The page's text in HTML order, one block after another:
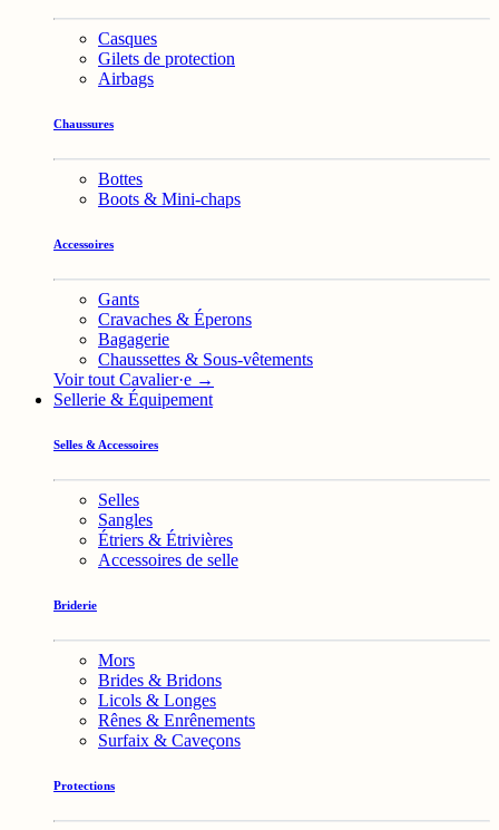
Casques
Gilets de protection
Airbags
Chaussures
Bottes
Boots & Mini-chaps
Accessoires
Gants
Cravaches & Éperons
Bagagerie
Chaussettes & Sous-vêtements
Voir tout Cavalier·e →
Sellerie & Équipement
Selles & Accessoires
Selles
Sangles
Étriers & Étrivières
Accessoires de selle
Briderie
Mors
Brides & Bridons
Licols & Longes
Rênes & Enrênements
Surfaix & Caveçons
Protections